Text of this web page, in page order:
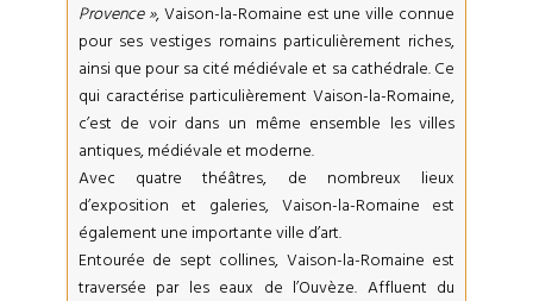
Provence », Vaison-la-Romaine est une ville connue
pour ses vestiges romains particulièrement riches,
ainsi que pour sa cité médiévale et sa cathédrale. Ce
qui caractérise particulièrement Vaison-la-Romaine,
c’est de voir dans un même ensemble les villes
antiques, médiévale et moderne.
Avec quatre théâtres, de nombreux lieux
d’exposition et galeries, Vaison-la-Romaine est
également une importante ville d’art.
Entourée de sept collines, Vaison-la-Romaine est
traversée par les eaux de l’Ouvèze. Affluent du